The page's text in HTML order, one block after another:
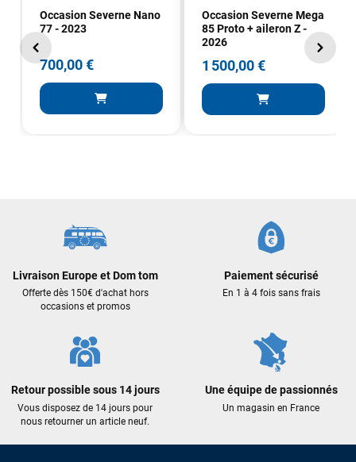
Occasion Severne Nano
77 - 2023
700,00 €
Occasion Severne Mega
85 Proto + aileron Z -
2026
1 500,00 €
Livraison Europe et Dom tom
Offerte dès 150€ d'achat hors
occasions et promos
Paiement sécurisé
En 1 à 4 fois sans frais
Retour possible sous 14 jours
Vous disposez de 14 jours pour
nous retourner un article neuf.
Une équipe de passionnés
Un magasin en France
plus. Niveau réactivité, c’est au top : la commande est partie
le lendemain, et j’ai bien reçu tout le matériel dans un colis
propre et soigné. Plus qu’à tester ça sur l’eau ! Je
recommande vivement ce magasin pour son
professionnalisme et sa réactivité.
il y a un mois
Maronui RICHMOND
il y a 3 mois
L'envoi a été rapide. La voile est arrivée en super état.
Mauruuru roa.
LAISSER UN AVIS